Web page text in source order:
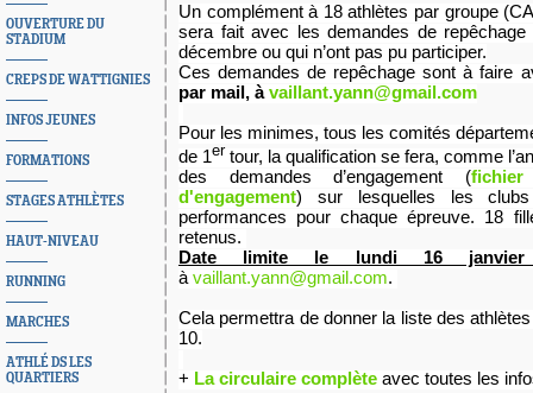
OUVERTURE DU
STADIUM
CREPS DE WATTIGNIES
INFOS JEUNES
FORMATIONS
STAGES ATHLÈTES
HAUT-NIVEAU
RUNNING
MARCHES
ATHLÉ DS LES
QUARTIERS
Un complément à 18 athlètes par groupe
sera fait avec les demandes de
décembre ou qui n’ont pas pu participer.
Ces demandes de repêchage sont à faire
par mail, àvaillant.yann@gmail.com
Pour les minimes, tous les comités
de 1er tour, la qualification se fera, comme
des demandes d’engagement (
d'engagement) sur lesquelles les
performances pour chaque épreuve. 18
retenus.
Date limite le lundi 16
à vaillant.yann@gmail.com.
Cela permettra de donner la liste des
10.
+ La circulaire complète avec toutes les